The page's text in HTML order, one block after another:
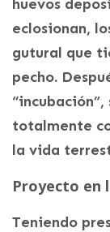
huevos
eclosionan,
gutural que
pecho.
totalmente
la vida
Proyecto en
Teniendo